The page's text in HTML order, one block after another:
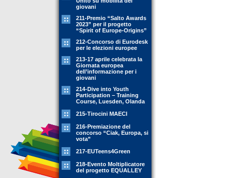
giovani
211-Premio “Salto Awards
2023” per il progetto
“Spirit of Europe-Origins”
212-Concorso di Eurodesk
per le elezioni europee
213-17 aprile celebrata la
Giornata europea
dell’informazione per i
giovani
214-Dive into Youth
Participation – Training
Course, Luesden, Olanda
215-Tirocini MAECI
216-Premiazione del
concorso “Ciak, Europa, si
vota”
217-EUTeens4Green
218-Evento Moltiplicatore
del progetto EQUALLEY